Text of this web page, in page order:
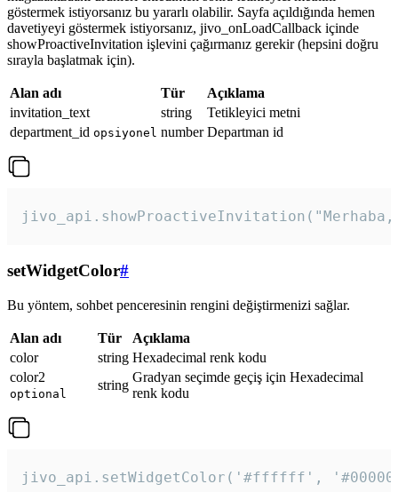
göstermek istiyorsanız bu yararlı olabilir. Sayfa açıldığında hemen
davetiyeyi göstermek istiyorsanız, jivo_onLoadCallback içinde
showProactiveInvitation işlevini çağırmanız gerekir (hepsini doğru
sırayla başlatmak için).
Alan adı Tür
Açıklama
invitation_text
string
Tetikleyici metni
department_id opsiyonel number Departman id
setWidgetColor#
Bu yöntem, sohbet penceresinin rengini değiştirmenizi sağlar.
Alan adı Tür
Açıklama
color
string Hexadecimal renk kodu
color2
optional
string
Gradyan seçimde geçiş için Hexadecimal
renk kodu
jivo_api.setWidgetColor('#ffffff',